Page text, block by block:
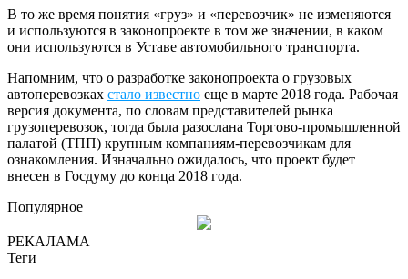
В то же время понятия «груз» и «перевозчик» не изменяются
и используются в законопроекте в том же значении, в каком
они используются в Уставе автомобильного транспорта.
Напомним, что о разработке законопроекта о грузовых
автоперевозках стало известно еще в марте 2018 года. Рабочая
версия документа, по словам представителей рынка
грузоперевозок, тогда была разослана Торгово-промышленной
палатой (ТПП) крупным компаниям-перевозчикам для
ознакомления. Изначально ожидалось, что проект будет
внесен в Госдуму до конца 2018 года.
Популярное
РЕКАЛАМА
Теги